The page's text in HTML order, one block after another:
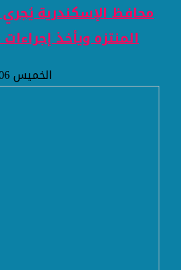
محافظ الإسكندرية
المنتزه ويأخذ
الخميس 06 أغسطس 2026 09:24 مساءً